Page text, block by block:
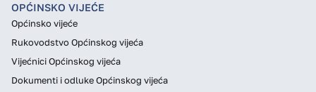
OPĆINSKO VIJEĆE
Općinsko vijeće
Rukovodstvo Općinskog vijeća
Vijećnici Općinskog vijeća
Dokumenti i odluke Općinskog vijeća